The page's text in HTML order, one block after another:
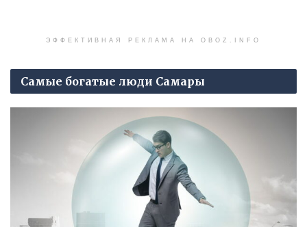
ЭФФЕКТИВНАЯ РЕКЛАМА НА OBOZ.INFO
Самые богатые люди Самары